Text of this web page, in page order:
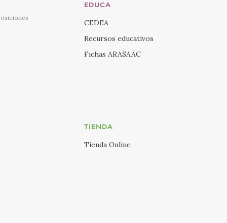
TIENDA
Tienda Online
EDUCA
CEDEA
Recursos educativos
Fichas ARASAAC